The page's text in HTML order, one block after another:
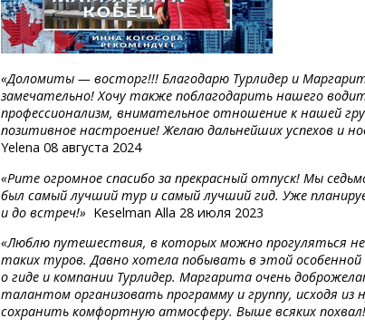
«Доломиты — восторг!!! Благодарю Турлидер и
замечательно! Хочу также поблагодарить нашего
профессионализм, внимательное отношение к нашей
позитивное настроение! Желаю дальнейших успехов и
Yelena 08 августа 2024
«Рите огромное спасибо за прекрасный отпуск! Мы
был самый лучший тур и самый лучший гид. Уже
и до встреч!» Keselman Alla 28 июля 2023
«Люблю путешествия, в которых можно прогуляться
таких туров. Давно хотела побывать в этой
о гиде и компании Турлидер. Маргарита очень
талантом организовать программу и группу, исходя
сохранить комфортную атмосферу. Выше всяких